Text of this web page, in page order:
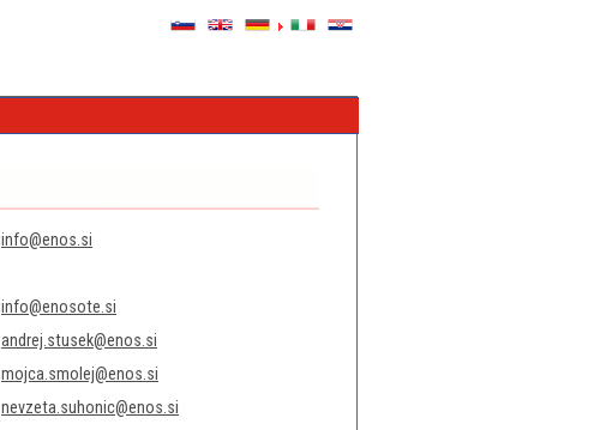
info@enos.si
info@enosote.si
andrej.stusek@enos.si
mojca.smolej@enos.si
nevzeta.suhonic@enos.si